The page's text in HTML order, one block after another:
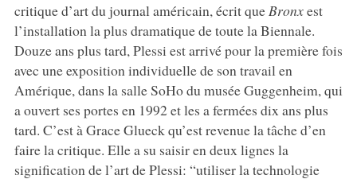
critique d’art du journal américain, écrit que Bronxest
l’installation la plus dramatique de toute la Biennale.
Douze ans plus tard, Plessi est arrivé pour la première fois
avec une exposition individuelle de son travail en
Amérique, dans la salle SoHo du musée Guggenheim, qui
a ouvert ses portes en 1992 et les a fermées dix ans plus
tard. C’est à Grace Glueck qu’est revenue la tâche d’en
faire la critique. Elle a su saisir en deux lignes la
signification de l’art de Plessi: “utiliser la technologie